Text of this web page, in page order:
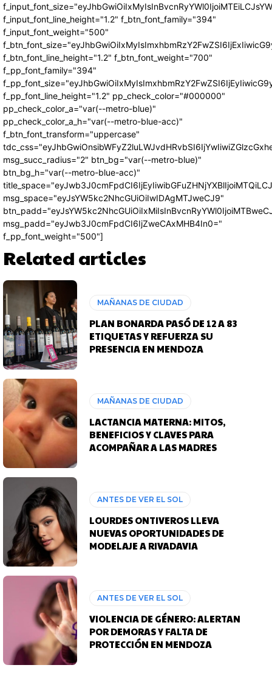
f_input_font_line_height="1.2" f_btn_font_family="394"
f_input_font_weight="500"
f_btn_font_line_height="1.2" f_btn_font_weight="700"
f_pp_font_family="394"
f_pp_font_line_height="1.2" pp_check_color="#000000"
pp_check_color_a="var(--metro-blue)"
pp_check_color_a_h="var(--metro-blue-acc)"
f_btn_font_transform="uppercase"
msg_succ_radius="2" btn_bg="var(--metro-blue)"
btn_bg_h="var(--metro-blue-acc)"
msg_space="eyJsYW5kc2NhcGUiOiIwIDAgMTJweCJ9"
msg_padd="eyJwb3J0cmFpdCI6IjZweCAxMHB4In0="
f_pp_font_weight="500"]
Related articles
MAÑANAS DE CIUDAD
PLAN BONARDA PASÓ DE 12 A 83
ETIQUETAS Y REFUERZA SU
PRESENCIA EN MENDOZA
MAÑANAS DE CIUDAD
LACTANCIA MATERNA: MITOS,
BENEFICIOS Y CLAVES PARA
ACOMPAÑAR A LAS MADRES
ANTES DE VER EL SOL
LOURDES ONTIVEROS LLEVA
NUEVAS OPORTUNIDADES DE
MODELAJE A RIVADAVIA
ANTES DE VER EL SOL
VIOLENCIA DE GÉNERO: ALERTAN
POR DEMORAS Y FALTA DE
PROTECCIÓN EN MENDOZA